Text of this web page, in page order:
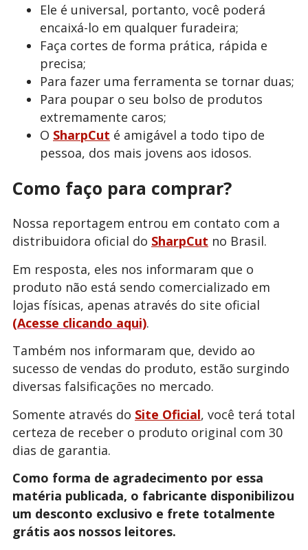
Ele é universal, portanto, você poderá
encaixá-lo em qualquer furadeira;
Faça cortes de forma prática, rápida e
precisa;
Para fazer uma ferramenta se tornar duas;
Para poupar o seu bolso de produtos
extremamente caros;
O SharpCut é amigável a todo tipo de
pessoa, dos mais jovens aos idosos.
Como faço para comprar?
Nossa reportagem entrou em contato com a
distribuidora oficial do SharpCut no Brasil.
Em resposta, eles nos informaram que o
produto não está sendo comercializado em
lojas físicas, apenas através do site oficial
(Acesse clicando aqui).
Também nos informaram que, devido ao
sucesso de vendas do produto, estão surgindo
diversas falsificações no mercado.
Somente através do Site Oficial, você terá total
certeza de receber o produto original com 30
dias de garantia.
Como forma de agradecimento por essa
matéria publicada, o fabricante disponibilizou
um desconto exclusivo e frete totalmente
grátis aos nossos leitores.